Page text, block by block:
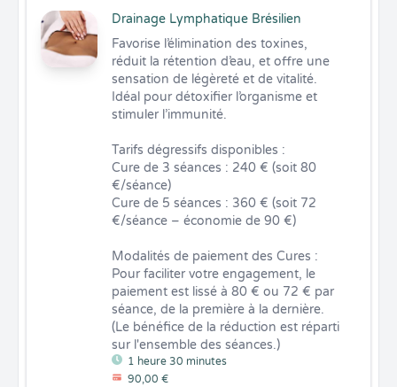
Drainage Lymphatique Brésilien
1 heure 30 minutes
90,00 €
Favorise l’élimination des toxines,
réduit la rétention d’eau, et offre une
sensation de légèreté et de vitalité.
Idéal pour détoxifier l’organisme et
stimuler l’immunité.
Tarifs dégressifs disponibles :
Cure de 3 séances : 240 € (soit 80
€/séance)
Cure de 5 séances : 360 € (soit 72
€/séance – économie de 90 €)
Modalités de paiement des Cures :
Pour faciliter votre engagement, le
paiement est lissé à 80 € ou 72 € par
séance, de la première à la dernière.
(Le bénéfice de la réduction est réparti
sur l'ensemble des séances.)